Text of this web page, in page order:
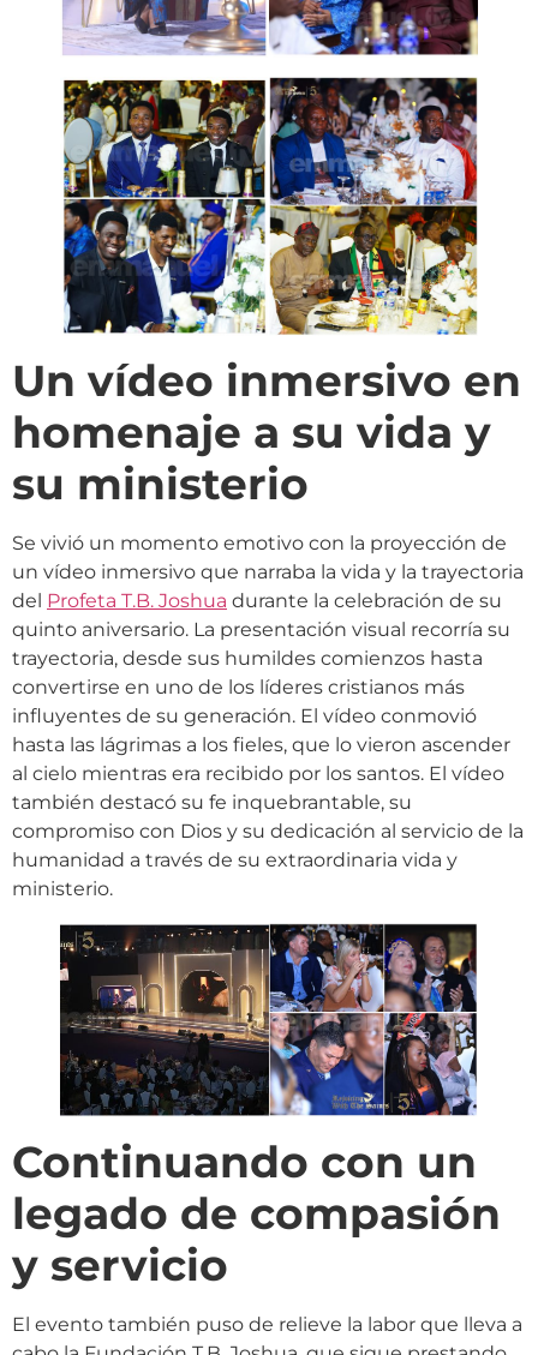
Un vídeo inmersivo en
homenaje a su vida y
su ministerio
Se vivió un momento emotivo con la proyección de
un vídeo inmersivo que narraba la vida y la trayectoria
del Profeta T.B. Joshua durante la celebración de su
quinto aniversario. La presentación visual recorría su
trayectoria, desde sus humildes comienzos hasta
convertirse en uno de los líderes cristianos más
influyentes de su generación. El vídeo conmovió
hasta las lágrimas a los fieles, que lo vieron ascender
al cielo mientras era recibido por los santos. El vídeo
también destacó su fe inquebrantable, su
compromiso con Dios y su dedicación al servicio de la
humanidad a través de su extraordinaria vida y
ministerio.
Continuando con un
legado de compasión
y servicio
El evento también puso de relieve la labor que lleva a